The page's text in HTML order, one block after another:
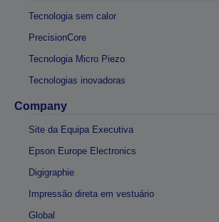
Tecnologia sem calor
PrecisionCore
Tecnologia Micro Piezo
Tecnologias inovadoras
Company
Site da Equipa Executiva
Epson Europe Electronics
Digigraphie
Impressão direta em vestuário
Global